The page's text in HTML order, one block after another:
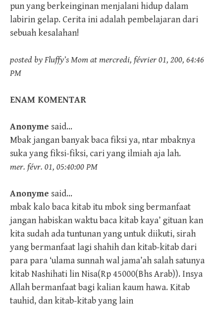
pun yang berkeinginan menjalani hidup dalam
labirin gelap. Cerita ini adalah pembelajaran dari
sebuah kesalahan!
posted by Fluffy’s Mom at mercredi, février 01, 200, 64:46
PM
ENAM KOMENTAR
Anonyme said…
Mbak jangan banyak baca fiksi ya, ntar mbaknya
suka yang fiksi-fiksi, cari yang ilmiah aja lah.
mer. févr. 01, 05:40:00 PM
Anonyme said…
mbak kalo baca kitab itu mbok sing bermanfaat
jangan habiskan waktu baca kitab kaya’ gituan kan
kita sudah ada tuntunan yang untuk diikuti, sirah
yang bermanfaat lagi shahih dan kitab-kitab dari
para para ‘ulama sunnah wal jama’ah salah satunya
kitab Nashihati lin Nisa(Rp 45000(Bhs Arab)). Insya
Allah bermanfaat bagi kalian kaum hawa. Kitab
tauhid, dan kitab-kitab yang lain